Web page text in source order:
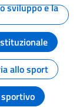
sviluppo e la
allo sport